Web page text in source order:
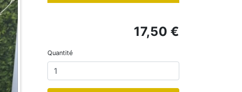
17,50 €
Quantité